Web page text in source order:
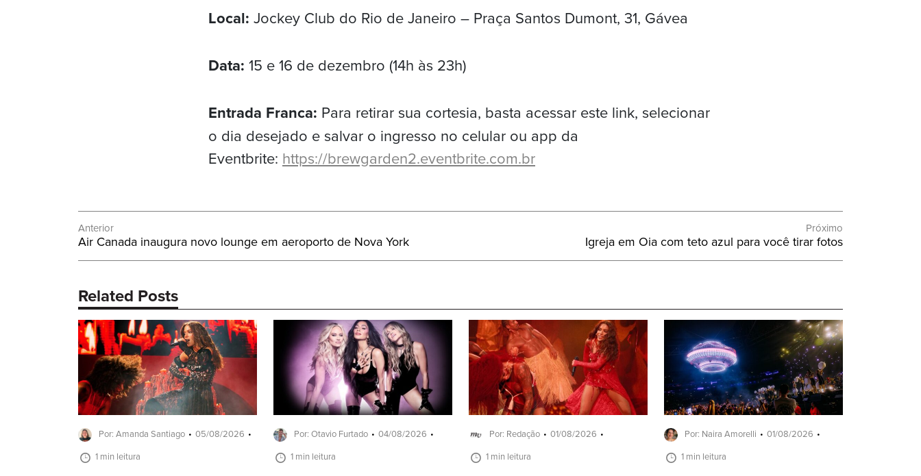
Local: Jockey Club do Rio de Janeiro – Praça Santos Dumont, 31, Gávea
Data: 15 e 16 de dezembro (14h às 23h)
Entrada Franca: Para retirar sua cortesia, basta acessar este link, selecionar
o dia desejado e salvar o ingresso no celular ou app da
Eventbrite: https://brewgarden2.eventbrite.com.br
Navegação
de
Anterior
Post
Anterior:
Air Canada inaugura novo lounge em aeroporto de Nova York
Próximo
Próximo
Post:
Igreja em Oia com teto azul para você tirar fotos
Related Posts
Por: Amanda Santiago 05/08/2026
1 min leitura
Por: Otavio Furtado 04/08/2026
1 min leitura
Por: Redação 01/08/2026
1 min leitura
Por: Naira Amorelli 01/08/2026
1 min leitura